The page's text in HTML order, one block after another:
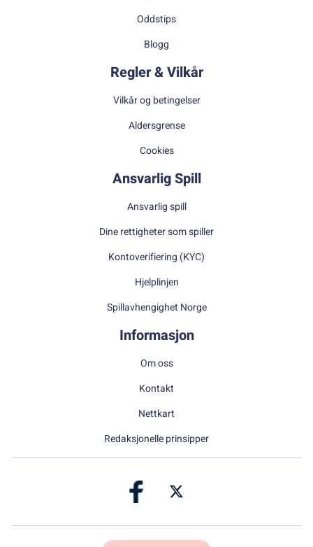
Oddstips
Blogg
Regler & Vilkår
Vilkår og betingelser
Aldersgrense
Cookies
Ansvarlig Spill
Ansvarlig spill
Dine rettigheter som spiller
Kontoverifiering (KYC)
Hjelplinjen
Spillavhengighet Norge
Informasjon
Om oss
Kontakt
Nettkart
Redaksjonelle prinsipper